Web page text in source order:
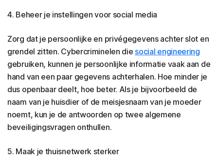
4. Beheer je instellingen voor social media
Zorg dat je persoonlijke en privégegevens achter slot en
grendel zitten. Cybercriminelen die social engineering
gebruiken, kunnen je persoonlijke informatie vaak aan de
hand van een paar gegevens achterhalen. Hoe minder je
dus openbaar deelt, hoe beter. Als je bijvoorbeeld de
naam van je huisdier of de meisjesnaam van je moeder
noemt, kun je de antwoorden op twee algemene
beveiligingsvragen onthullen.
5. Maak je thuisnetwerk sterker